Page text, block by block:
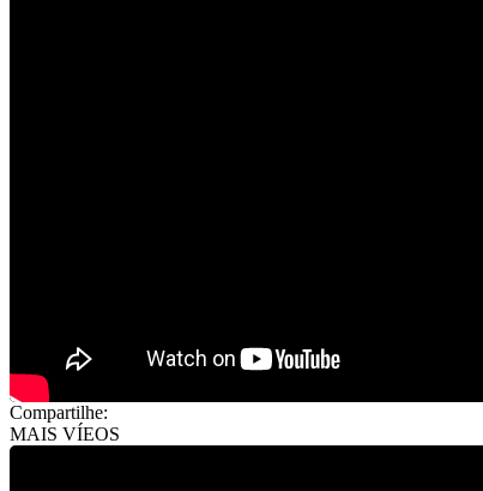
Compartilhe:
MAIS VÍEOS